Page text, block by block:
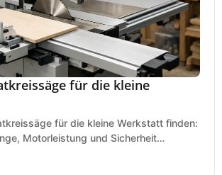
für die kleine
für die kleine Werkstatt finden:
Motorleistung und Sicherheit